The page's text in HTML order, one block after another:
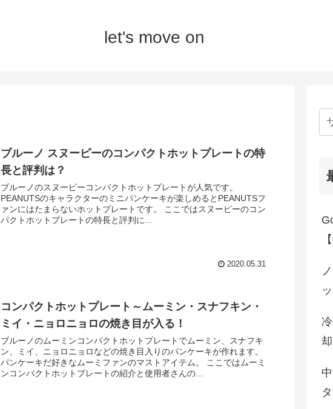
let's move on
ブルーノ スヌーピーのコンパクトホットプレートの特
長と評判は？
ブルーノのスヌーピーコンパクトホットプレートが人気です。
PEANUTSのキャラクターのミニパンケーキが楽しめるとPEANUTSフ
ァンにはたまらないホットプレートです。 ここではスヌーピーのコン
パクトホットプレートの特長と評判に...
2020.05.31
コンパクトホットプレート～ムーミン・スナフキン・
ミイ・ニョロニョロの焼き目が入る！
ブルーノのムーミンコンパクトホットプレートでムーミン、スナフキ
ン、ミイ、ニョロニョロなどの焼き目入りのパンケーキが作れます。
パンケーキだ好きなムーミファンのマストアイテム。 ここではムーミ
ンコンパクトホットプレートの紹介と使用者さんの...